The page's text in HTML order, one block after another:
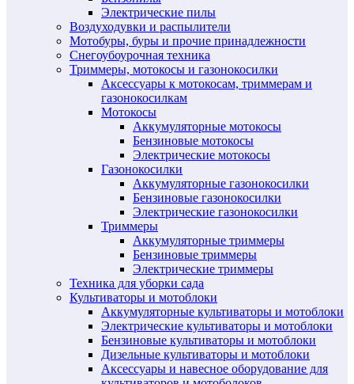
Электрические пилы
Воздуходувки и распылители
Мотобуры, буры и прочие принадлежности
Снегоубоурочная техника
Триммеры, мотокосы и газонокосилки
Аксессуары к мотокосам, триммерам и
газонокосилкам
Мотокосы
Аккумуляторные мотокосы
Бензиновые мотокосы
Электрические мотокосы
Газонокосилки
Аккумуляторные газонокосилки
Бензиновые газонокосилки
Электрические газонокосилки
Триммеры
Аккумуляторные триммеры
Бензиновые триммеры
Электрические триммеры
Техника для уборки сада
Культиваторы и мотоблоки
Аккумуляторные культиваторы и мотоблоки
Электрические культиваторы и мотоблоки
Бензиновые культиваторы и мотоблоки
Дизельные культиваторы и мотоблоки
Аксессуары и навесное оборудование для